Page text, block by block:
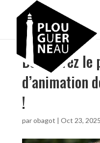
Découvrez le
d’animation
!
parobagot | Oct 23, 2025